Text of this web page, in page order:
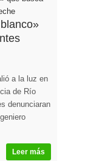
a la luz en
de Río
denunciaran
Leer más